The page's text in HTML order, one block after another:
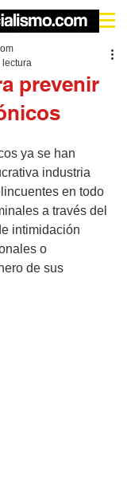
prevenir
lectura
ya se han
industria
en todo
a través del
intimidación
o
de sus